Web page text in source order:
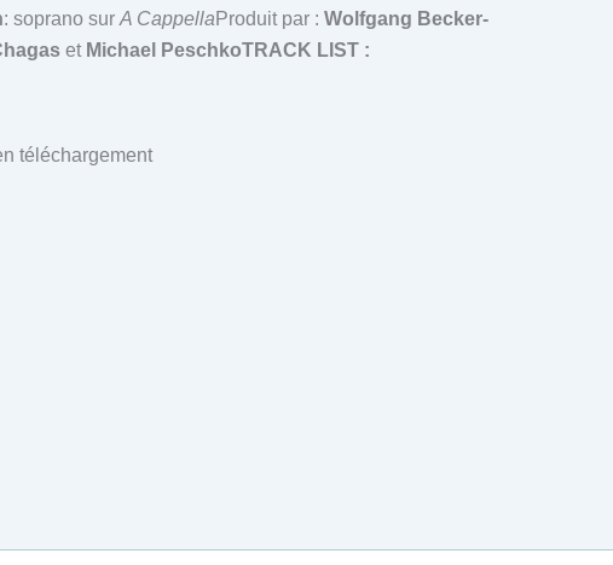
: soprano sur A Cappella Produit par : Wolfgang Becker-
et Michael PeschkoTRACK LIST :
téléchargement